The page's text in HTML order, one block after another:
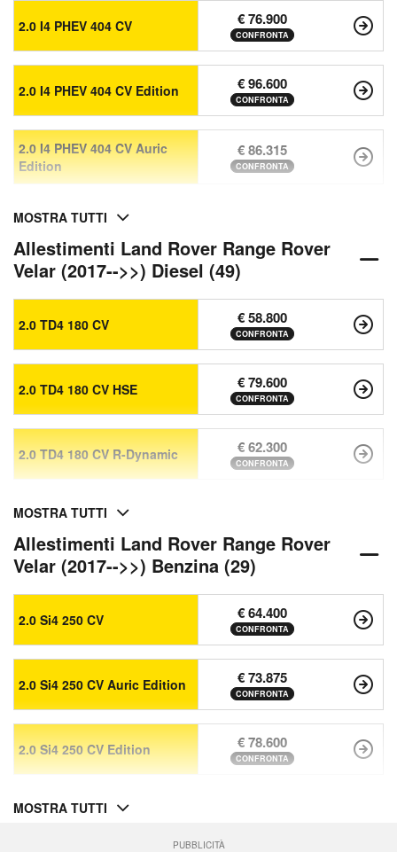
2.0 I4 PHEV 404 CV € 76.900
CONFRONTA
2.0 I4 PHEV 404 CV Edition € 96.600
CONFRONTA
2.0 I4 PHEV 404 CV Auric
Edition
€ 86.315
CONFRONTA
MOSTRA TUTTI
Allestimenti Land Rover Range Rover
Velar (2017-->>) Diesel (49)
2.0 TD4 180 CV € 58.800
CONFRONTA
2.0 TD4 180 CV HSE € 79.600
CONFRONTA
2.0 TD4 180 CV R-Dynamic € 62.300
CONFRONTA
MOSTRA TUTTI
Allestimenti Land Rover Range Rover
Velar (2017-->>) Benzina (29)
2.0 Si4 250 CV € 64.400
CONFRONTA
2.0 Si4 250 CV Auric Edition € 73.875
CONFRONTA
2.0 Si4 250 CV Edition € 78.600
CONFRONTA
MOSTRA TUTTI
PUBBLICITÀ